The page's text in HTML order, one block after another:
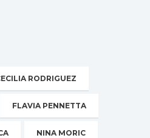
RODRIGUEZ
FLAVIA PENNETTA
NINA MORIC